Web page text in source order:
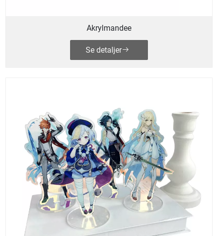
Akrylmandee
Se detaljer